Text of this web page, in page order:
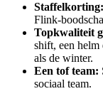
Staffelkorting:
Flink-
Topkwaliteit
shift, een
als de winter.
Een tof team:
sociaal team.